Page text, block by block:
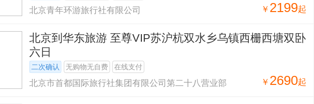
￥ 2199起
北京青年环游旅行社有限公司
北京到华东旅游 至尊VIP苏沪杭双水乡乌镇西栅西塘双卧
六日
二次确认 无购物无自费 在线支付
￥ 2690起
北京市首都国际旅行社集团有限公司第二十八营业部